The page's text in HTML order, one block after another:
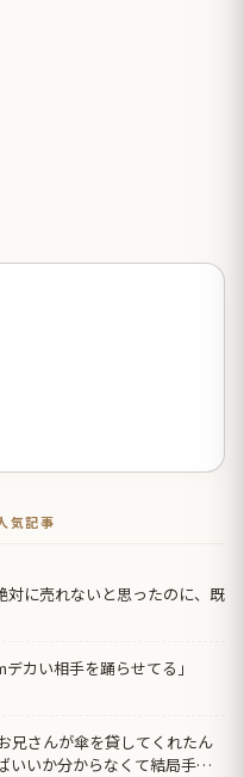
気記事
対に売れないと思ったのに、既
デカい相手を踊らせてる」
兄さんが傘を貸してくれたん
いいか分からなくて結局手ぶ